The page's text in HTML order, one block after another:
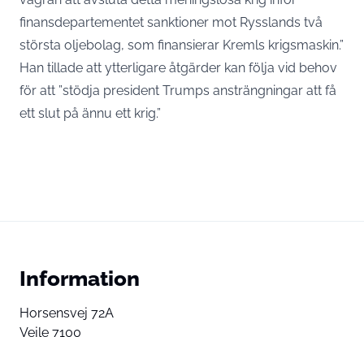
finansdepartementet sanktioner mot Rysslands två
största oljebolag, som finansierar Kremls krigsmaskin.”
Han tillade att ytterligare åtgärder kan följa vid behov
för att ”stödja president Trumps ansträngningar att få
ett slut på ännu ett krig.”
Information
Horsensvej 72A
Vejle 7100